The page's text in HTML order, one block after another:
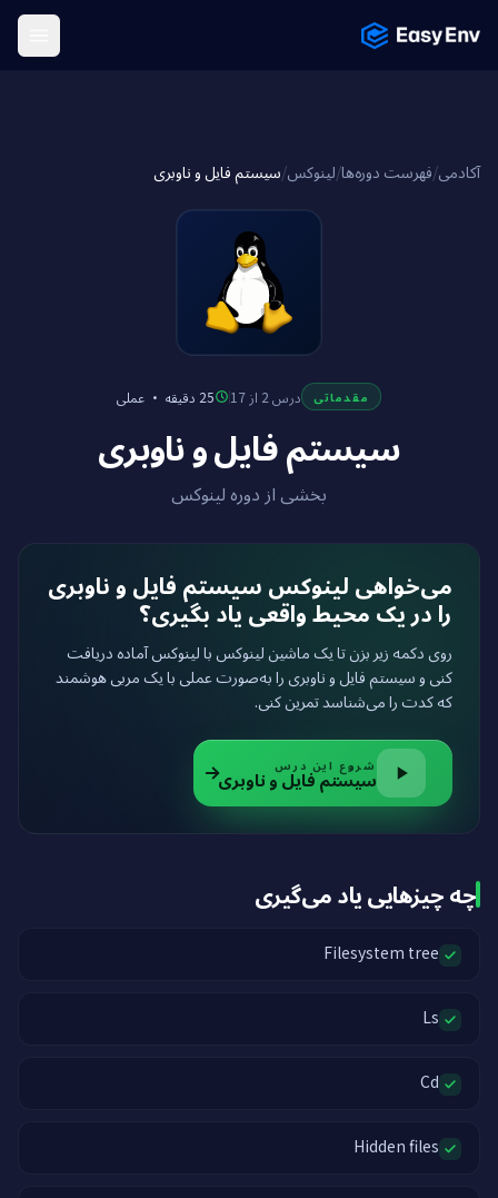
Menu
آکادمی/فهرست دوره‌ها/لینوکس/سیستم فایل و ناوبری
مقدماتی درس 2 از 17 25 دقیقه ·عملی
سیستم فایل و ناوبری
بخشی از دوره لینوکس
می‌خواهی لینوکس سیستم فایل و ناوبری
را در یک محیط واقعی یاد بگیری؟
روی دکمه زیر بزن تا یک ماشین لینوکس با لینوکس آماده دریافت
کنی و سیستم فایل و ناوبری را به‌صورت عملی با یک مربی هوشمند
که کدت را می‌شناسد تمرین کنی.
شروع این درس
سیستم فایل و ناوبری
چه چیزهایی یاد می‌گیری
Filesystem tree
Ls
Cd
Hidden files